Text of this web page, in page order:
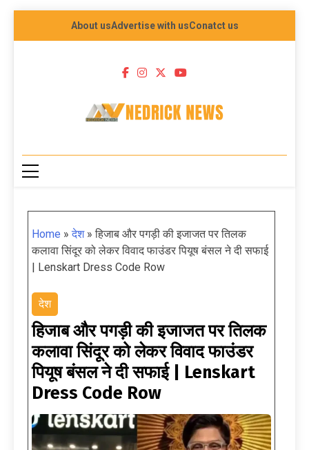
About usAdvertise with usConatct us
NEDRICK NEWS
Home »देश»हिजाब और पगड़ी की इजाजत पर तिलक
कलावा सिंदूर को लेकर विवाद फाउंडर पियूष बंसल ने दी सफाई
| Lenskart Dress Code Row
देश
हिजाब और पगड़ी की इजाजत पर तिलक
कलावा सिंदूर को लेकर विवाद फाउंडर
पियूष बंसल ने दी सफाई | Lenskart
Dress Code Row